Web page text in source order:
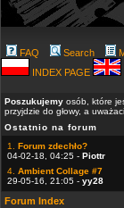
FAQ Search
INDEX PAGE
Poszukujemy osób, które
przyjdzie do głowy, a
Ostatnio na forum
1. Forum zdechło?
04-02-18, 04:25 - Piottr
4. Ambient Collage #7
29-05-16, 21:05 - yy28
Forum Index